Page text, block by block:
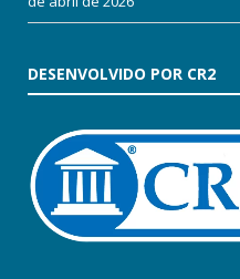
DESENVOLVIDO POR CR2